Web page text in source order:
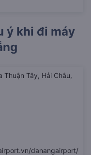
ý khi đi máy
Thuận Tây, Hải Châu,
danangairport/